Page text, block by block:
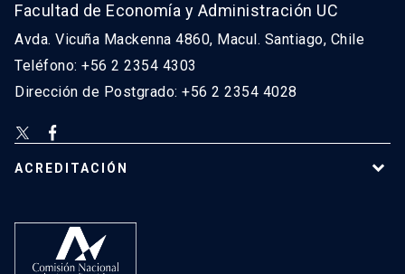
Facultad de Economía y Administración UC
Avda. Vicuña Mackenna 4860, Macul. Santiago, Chile
Teléfono: +56 2 2354 4303
Dirección de Postgrado: +56 2 2354 4028
ACREDITACIÓN